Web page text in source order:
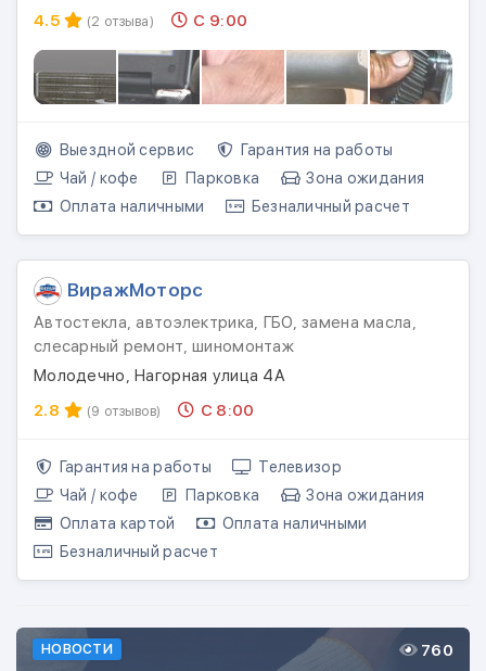
4.5
(2 отзыва) С 9:00
Выездной сервис
Гарантия на работы
Чай / кофе
Парковка
Зона ожидания
Оплата наличными
Безналичный расчет
ВиражМоторс
Автостекла, автоэлектрика, ГБО, замена масла,
слесарный ремонт, шиномонтаж
Молодечно, Нагорная улица 4А
2.8
(9 отзывов) С 8:00
Гарантия на работы
Телевизор
Чай / кофе
Парковка
Зона ожидания
Оплата картой
Оплата наличными
Безналичный расчет
НОВОСТИ 760